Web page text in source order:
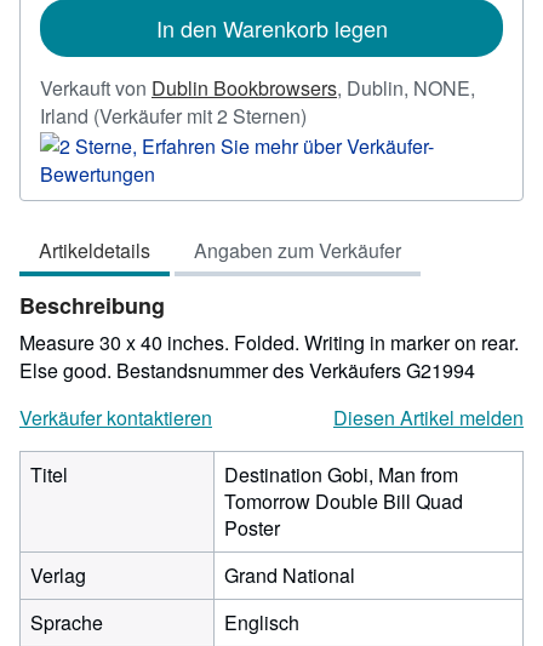
In den Warenkorb legen
Verkauft von Dublin Bookbrowsers, Dublin, NONE,
Irland (Verkäufer mit 2 Sternen)
2
5
Artikeldetails
Angaben zum Verkäufer
Beschreibung
Measure 30 x 40 inches. Folded. Writing in marker on rear.
Else good. Bestandsnummer des Verkäufers G21994
Verkäufer kontaktieren
Diesen Artikel melden
Titel
Destination Gobi, Man from
Tomorrow Double Bill Quad
Poster
Verlag
Grand National
Sprache
Englisch